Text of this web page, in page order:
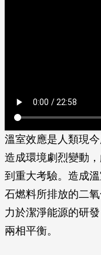
溫室效應是人類現
造成環境劇烈變動
到重大考驗。造成
石燃料所排放的二
力於潔淨能源的研
兩相平衡。